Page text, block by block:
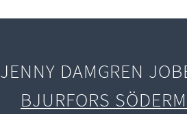
JENNY DAMGREN
BJURFORS